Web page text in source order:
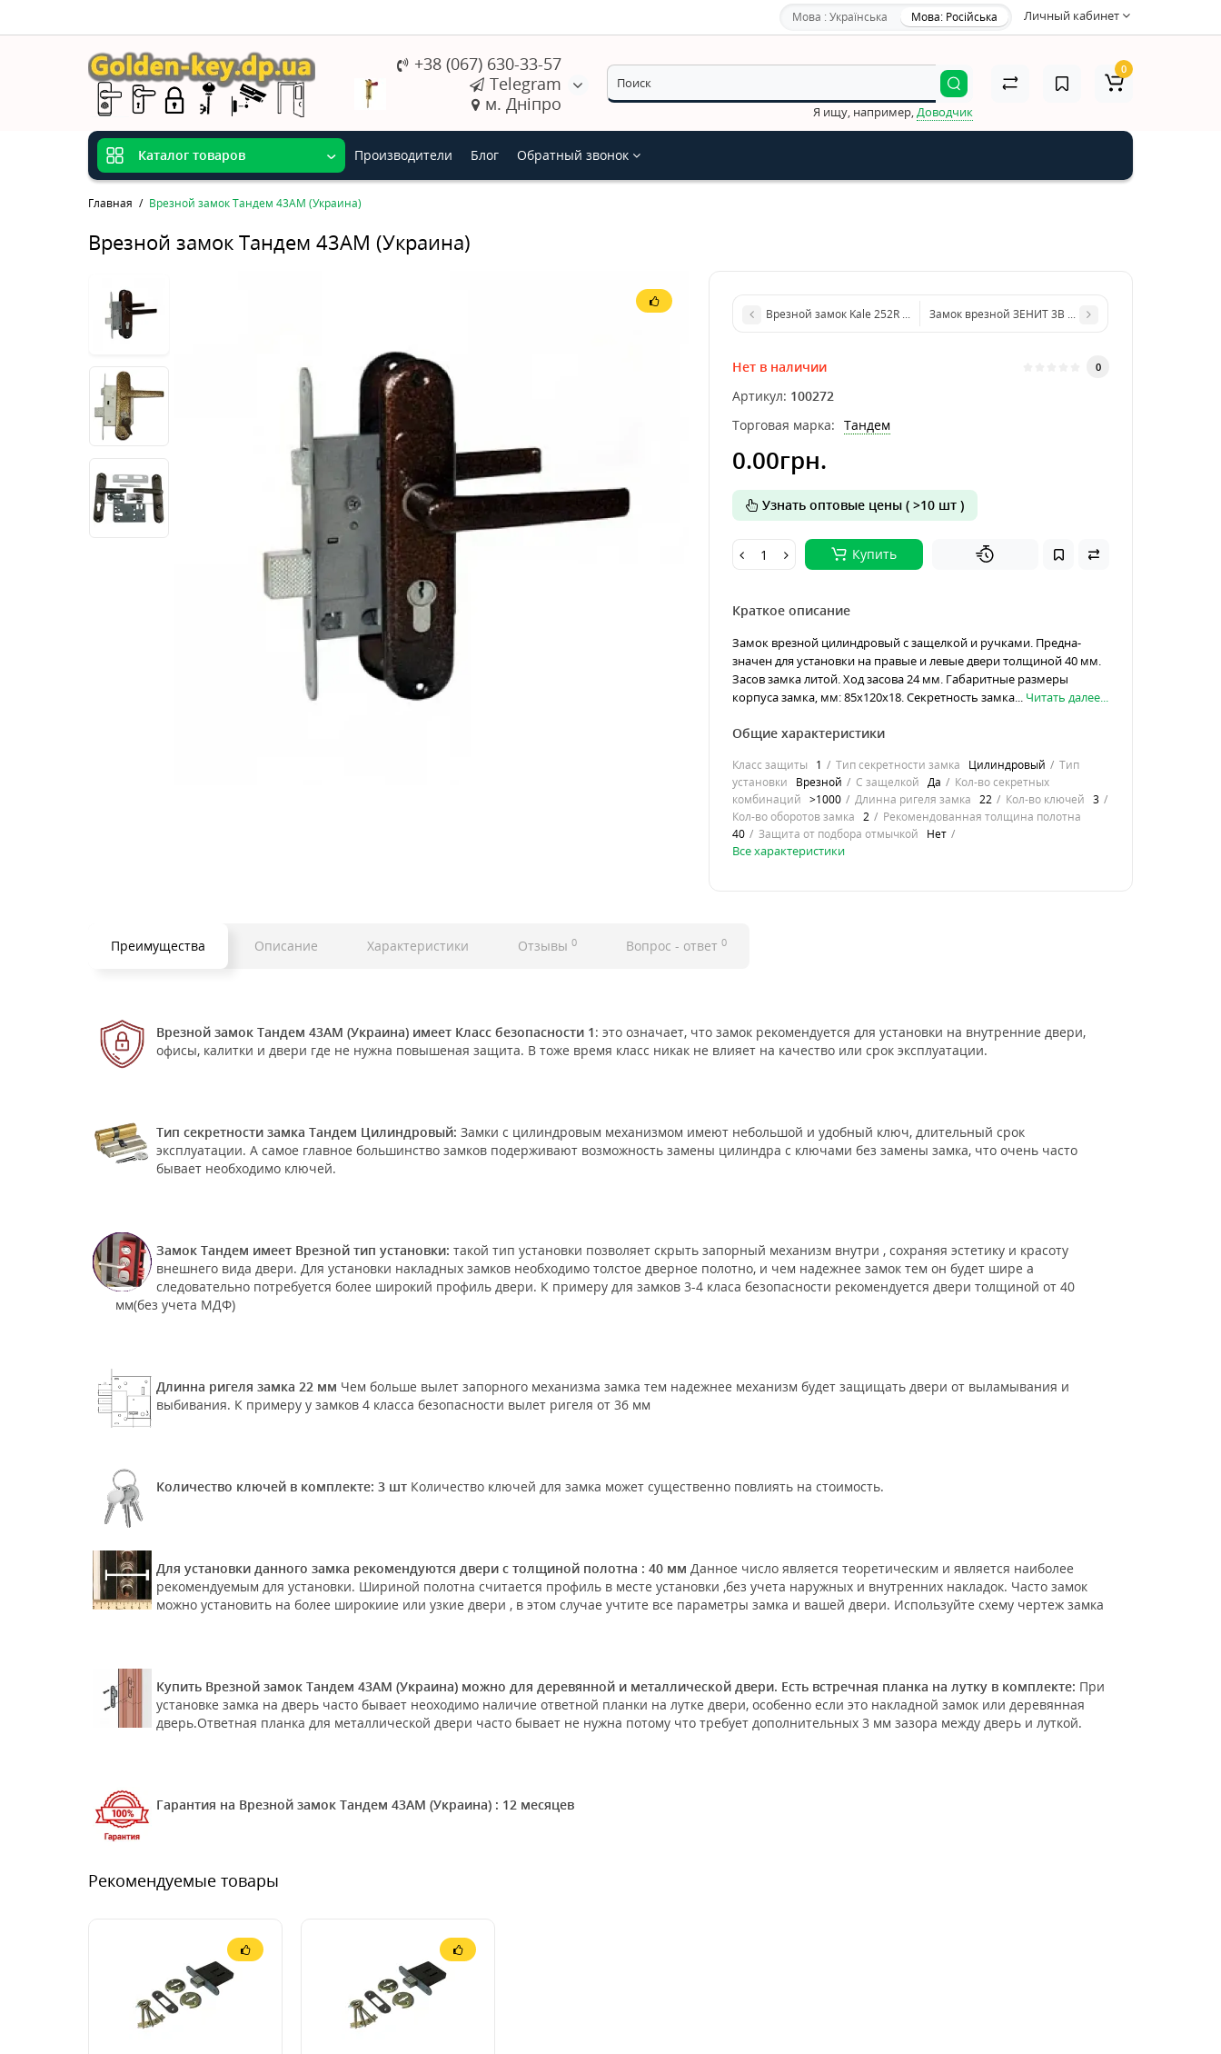
Личный кабинет
Мова : Українська Мова: Російська
+38 (067) 630-33-57
Telegram
м. Дніпро
Я ищу, например, Доводчик
0
Каталог товаров Производители Блог Обратный звонок
Главная Врезной замок Тандем 43АМ (Украина)
Врезной замок Тандем 43АМ (Украина)
Врезной замок Kale 252R (для металлической двери)
Замок врезной ЗЕНИТ 3В 1-2
Нет в наличии 0
Артикул: 100272
Торговая марка: Тандем
0.00грн.
Узнать оптовые цены ( >10 шт )
Купить
Краткое описание
Замок врезной цилиндровый с защелкой и ручками. Предна­
значен для установки на правые и левые двери толщиной 40 мм.
Засов замка литой. Ход засова 24 мм. Габаритные разме­ры
корпуса замка, мм: 85x120x18. Секретность замка... Читать далее...
Общие характеристики
Класс защиты 1 Тип секретности замка Цилиндровый
Тип
установки
Врезной С защелкой Да
Кол-во секретных
комбинаций >1000 Длинна ригеля замка 22 Кол-во ключей 3
Кол-во оборотов замка 2
Рекомендованная толщина полотна
40
Защита от подбора отмычкой Нет
Все характеристики
Преимущества Описание Характеристики Отзывы 0 Вопрос - ответ 0
Врезной замок Тандем 43АМ (Украина) имеет Класс безопасности 1: это означает, что замок рекомендуется для установки на внутренние двери,
офисы, калитки и двери где не нужна повышеная защита. В тоже время класс никак не влияет на качество или срок эксплуатации.
Тип секретности замка Тандем Цилиндровый: Замки с цилиндровым механизмом имеют небольшой и удобный ключ, длительный срок
эксплуатации. А самое главное большинство замков подерживают возможность замены цилиндра с ключами без замены замка, что очень часто
бывает необходимо ключей.
Замок Тандем имеет Врезной тип установки: такой тип установки позволяет скрыть запорный механизм внутри , сохраняя эстетику и красоту
внешнего вида двери. Для установки накладных замков необходимо толстое дверное полотно, и чем надежнее замок тем он будет шире а
следовательно потребуется более широкий профиль двери. К примеру для замков 3-4 класа безопасности рекомендуется двери толщиной от 40
мм(без учета МДФ)
Длинна ригеля замка 22 мм Чем больше вылет запорного механизма замка тем надежнее механизм будет защищать двери от выламывания и
выбивания. К примеру у замков 4 класса безопасности вылет ригеля от 36 мм
Количество ключей в комплекте: 3 шт Количество ключей для замка может существенно повлиять на стоимость.
Для установки данного замка рекомендуются двери с толщиной полотна : 40 мм Данное число является теоретическим и является наиболее
рекомендуемым для установки. Шириной полотна считается профиль в месте установки ,без учета наружных и внутренних накладок. Часто замок
можно установить на более широкиие или узкие двери , в этом случае учтите все параметры замка и вашей двери. Используйте схему чертеж замка
Купить Врезной замок Тандем 43АМ (Украина) можно для деревянной и металлической двери. Есть встречная планка на лутку в комплекте: При
установке замка на дверь часто бывает неоходимо наличие ответной планки на лутке двери, особенно если это накладной замок или деревянная
дверь.Ответная планка для металлической двери часто бывает не нужна потому что требует дополнительных 3 мм зазора между дверь и луткой.
Гарантия на Врезной замок Тандем 43АМ (Украина) : 12 месяцев
Рекомендуемые товары